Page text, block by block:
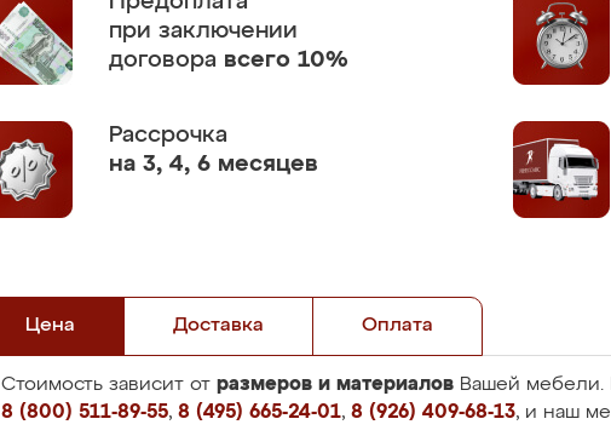
при заключении
договора всего 10%
Рассрочка
на 3, 4, 6 месяцев
Цена Доставка Оплата
Стоимость зависит от размеров и материалов Вашей мебели.
8 (800) 511-89-55, 8 (495) 665-24-01, 8 (926) 409-68-13, и наш